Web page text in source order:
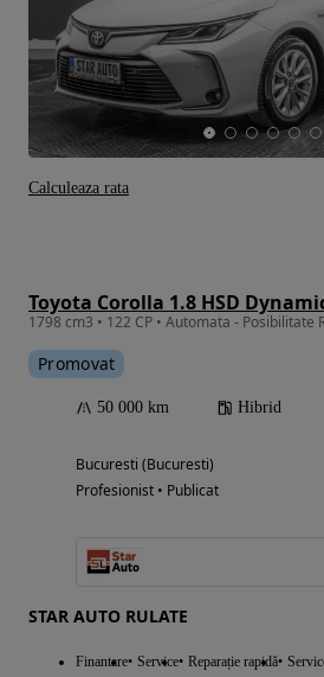
Toyota Corolla 1.8 HSD
Promovat
50 000 km Hibrid
Bucuresti (Bucuresti)
Profesionist • Publicat
STAR AUTO RULATE
Finantare Service Reparație rapidă
Calculeaza rata